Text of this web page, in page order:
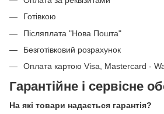
Готівкою
Післяплата "Нова Пошта"
Безготівковий розрахунок
Оплата картою Visa, Mastercard -
Гарантійне і сервісне
На які товари надається гарантія?